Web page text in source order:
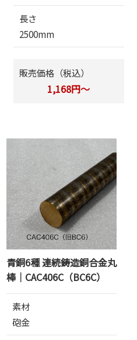
長さ
2500mm
販売価格（税込）
1,168円～
青銅6種 連続鋳造銅合金丸
棒｜CAC406C（BC6C）
素材
砲金